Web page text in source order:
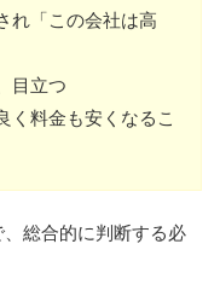
れ「この会社は高
目立つ
く料金も安くなるこ
総合的に判断する必